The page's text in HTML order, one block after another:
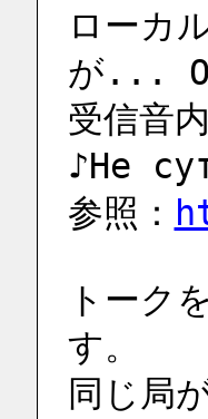
ローカ
が...
受信音
♪Не
参照：
トーク
す。
同じ局